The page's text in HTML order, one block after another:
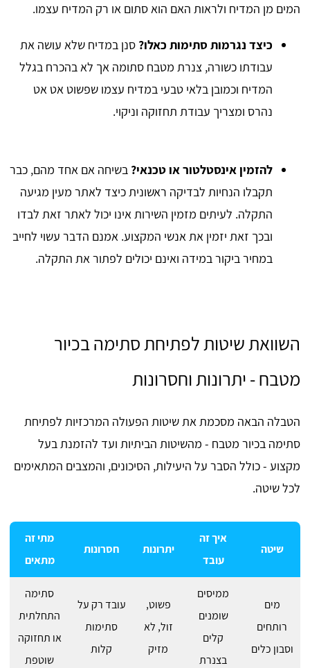
המים מן המדיח ולראות האם הוא סתום או רק המדיח עצמו.
כיצד נגרמות סתימות כאלו? סנן במדיח שלא עושה את
עבודתו כשורה, צנרת מטבח סתומה אך לא בהכרח בגלל
המדיח וכמובן בלאי טבעי במדיח עצמו שפשוט אט אט
נהרס ומצריך עבודת תחזוקה וניקוי.
להזמין אינסטלטור או טכנאי? בשיחה אם אחד מהם, כבר
תקבלו הנחיות לבדיקה ראשונית כיצד לאתר מעין מגיעה
התקלה. לעיתים מזמין השירות אינו יכול לאתר זאת לבדו
ובכך זאת יזמין את אנשי המקצוע. אמנם הדבר עשוי לחייב
במחיר ביקור במידה ואינם יכולים לפתור את התקלה.
השוואת שיטות לפתיחת סתימה בכיור
מטבח - יתרונות וחסרונות
הטבלה הבאה מסכמת את שיטות הפעולה המרכזיות לפתיחת
סתימה בכיור מטבח - מהשיטות הביתיות ועד להזמנת בעל
מקצוע - כולל הסבר על היעילות, הסיכונים, והמצבים המתאימים
לכל שיטה.
שיטה
איך זה
עובד
יתרונות חסרונות
מתי זה
מתאים
מים
רותחים
וסבון כלים
ממיסים
שומנים
קלים
בצנרת
פשוט,
זול, לא
מזיק
עובד רק על
סתימות
קלות
סתימה
התחלתית
או תחזוקה
שוטפת